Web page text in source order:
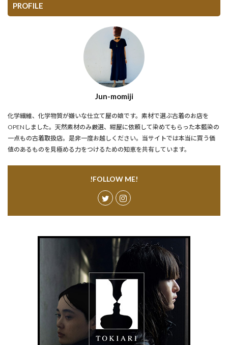
PROFILE
Jun-momiji
化学繊維、化学物質が嫌いな仕立て屋の娘です。素材で選ぶ古着のお店を
OPENしました。天然素材のみ厳選、紺屋に依頼して染めてもらった本藍染の
一点もの古着取扱店。是非一度お越しください。当サイトでは本当に買う価
値のあるものを見極める力をつけるための知恵を共有しています。
!FOLLOW ME!